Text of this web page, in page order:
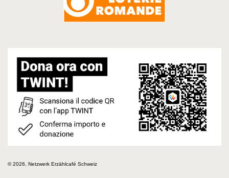
© 2026, Netzwerk Erzählcafé Schweiz